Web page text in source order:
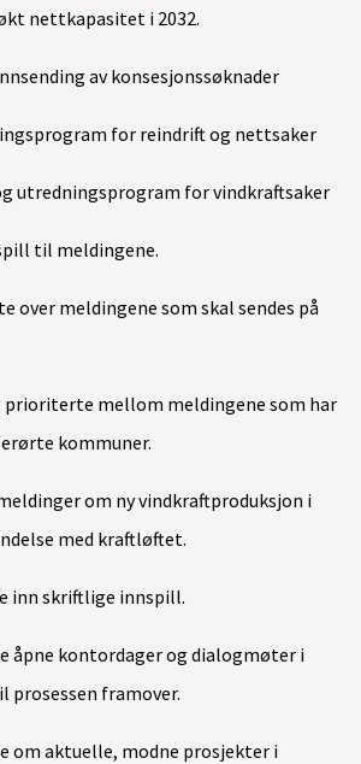
nettkapasitet i 2032.
av konsesjonssøknader
for reindrift og nettsaker
utredningsprogram for vindkraftsaker
til meldingene.
over meldingene som skal sendes på
prioriterte mellom meldingene som har
kommuner.
om ny vindkraftproduksjon i
med kraftløftet.
inn skriftlige innspill.
åpne kontordager og dialogmøter i
framover.
om aktuelle, modne prosjekter i